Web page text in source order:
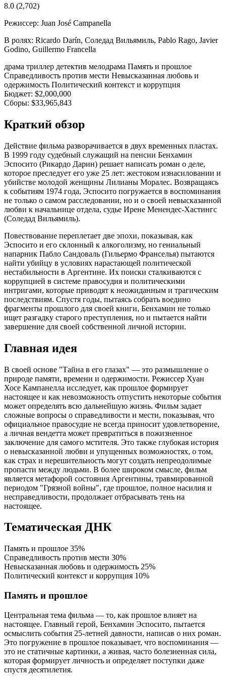
8.0 (2,702)
Режиссер: Juan José Campanella
В ролях: Ricardo Darín, Соледад Вильямиль, Pablo Rago, Javier
Godino, Guillermo Francella
драма триллер детектив мелодрама Память и прошлое
Справедливость против мести Невысказанная любовь и
одержимость Политический контекст и коррупция
Бюджет: $2,000,000
Сборы: $33,965,843
Краткий обзор
Действие фильма разворачивается в двух временных пластах.
В 1999 году судебный служащий на пенсии Бенхамин
Эспосито (Рикардо Дарин) решает написать роман о деле,
которое преследует его уже 25 лет: жестоком изнасиловании и
убийстве молодой женщины Лилианы Моралес. Возвращаясь
к событиям 1974 года, Эспосито погружается в воспоминания
не только о самом расследовании, но и о своей невысказанной
любви к начальнице отдела, судье Ирене Менендес-Хастингс
(Соледад Вильямиль).
Повествование переплетает две эпохи, показывая, как
Эспосито и его склонный к алкоголизму, но гениальный
напарник Пабло Сандоваль (Гильермо Франселья) пытаются
найти убийцу в условиях нарастающей политической
нестабильности в Аргентине. Их поиски сталкиваются с
коррупцией в системе правосудия и политическими
интригами, которые приводят к неожиданным и трагическим
последствиям. Спустя годы, пытаясь собрать воедино
фрагменты прошлого для своей книги, Бенхамин не только
ищет разгадку старого преступления, но и пытается найти
завершение для своей собственной личной истории.
Главная идея
В своей основе "Тайна в его глазах" — это размышление о
природе памяти, времени и одержимости. Режиссер Хуан
Хосе Кампанелла исследует, как прошлое формирует
настоящее и как невозможность отпустить некоторые события
может определять всю дальнейшую жизнь. Фильм задает
сложные вопросы о справедливости и мести, показывая, что
официальное правосудие не всегда приносит удовлетворение,
а личная вендетта может превратиться в пожизненное
заключение для самого мстителя. Это также глубокая история
о невысказанной любви и упущенных возможностях, о том,
как страх и нерешительность могут создать непреодолимые
пропасти между людьми. В более широком смысле, фильм
является метафорой состояния Аргентины, травмированной
периодом "Грязной войны", где прошлое, полное насилия и
несправедливости, продолжает отбрасывать тень на
настоящее.
Тематическая ДНК
Память и прошлое 35%
Справедливость против мести 30%
Невысказанная любовь и одержимость 25%
Политический контекст и коррупция 10%
Память и прошлое
Центральная тема фильма — то, как прошлое влияет на
настоящее. Главный герой, Бенхамин Эспосито, пытается
осмыслить события 25-летней давности, написав о них роман.
Это погружение в прошлое показывает, что воспоминания —
это не статичные картинки, а живая, часто болезненная сила,
которая формирует личность и определяет поступки даже
спустя десятилетия.